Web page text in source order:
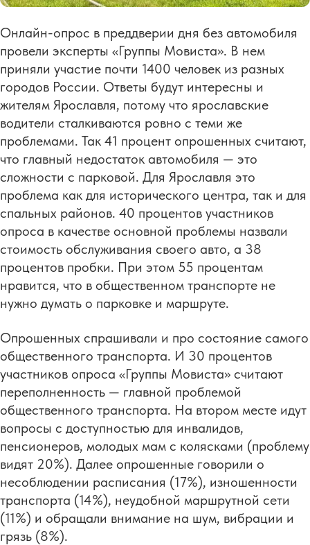
Онлайн-опрос в преддверии дня без автомобиля
провели эксперты «Группы Мовиста». В нем
приняли участие почти 1400 человек из разных
городов России. Ответы будут интересны и
жителям Ярославля, потому что ярославские
водители сталкиваются ровно с теми же
проблемами. Так 41 процент опрошенных считают,
что главный недостаток автомобиля — это
сложности с парковой. Для Ярославля это
проблема как для исторического центра, так и для
спальных районов. 40 процентов участников
опроса в качестве основной проблемы назвали
стоимость обслуживания своего авто, а 38
процентов пробки. При этом 55 процентам
нравится, что в общественном транспорте не
нужно думать о парковке и маршруте.
Опрошенных спрашивали и про состояние самого
общественного транспорта. И 30 процентов
участников опроса «Группы Мовиста» считают
переполненность — главной проблемой
общественного транспорта. На втором месте идут
вопросы с доступностью для инвалидов,
пенсионеров, молодых мам с колясками (проблему
видят 20%). Далее опрошенные говорили о
несоблюдении расписания (17%), изношенности
транспорта (14%), неудобной маршрутной сети
(11%) и обращали внимание на шум, вибрации и
грязь (8%).